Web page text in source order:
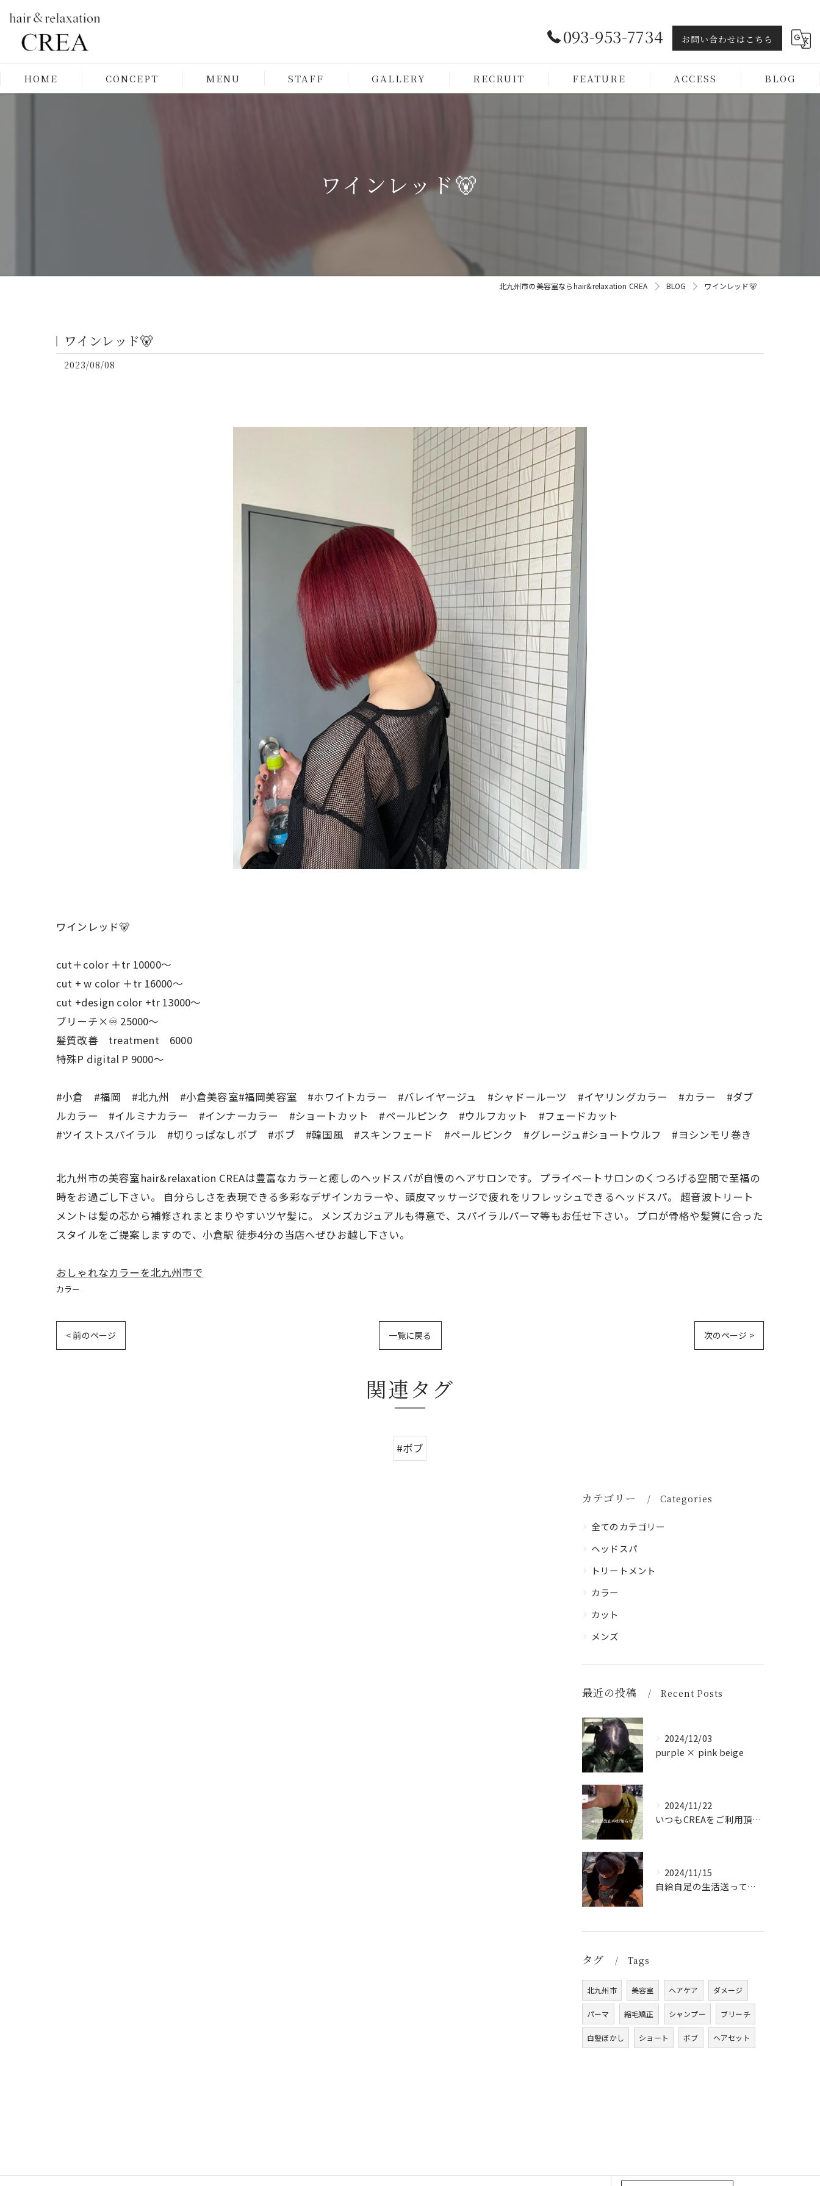
093-953-7734 お問い合わせはこちら
HOME CONCEPT MENU STAFF GALLERY RECRUIT FEATURE ACCESS BLOG
ワインレッド🐻
北九州市の美容室ならhair&relaxation CREA BLOG ワインレッド🐻
ワインレッド🐻
2023/08/08
ワインレッド🐻
cut＋color ＋tr 10000〜
cut + w color ＋tr 16000〜
cut +design color +tr 13000〜
ブリーチ×♾ 25000〜
髪質改善 treatment 6000
特殊P digital P 9000〜
#小倉 #福岡 #北九州 #小倉美容室#福岡美容室 #ホワイトカラー #バレイヤージュ #シャドールーツ #イヤリングカラー #カラー #ダブ
ルカラー #イルミナカラー #インナーカラー #ショートカット #ペールピンク #ウルフカット #フェードカット
#ツイストスパイラル #切りっぱなしボブ #ボブ #韓国風 #スキンフェード #ペールピンク #グレージュ#ショートウルフ #ヨシンモリ巻き
北九州市の美容室hair&relaxation CREAは豊富なカラーと癒しのヘッドスパが自慢のヘアサロンです。 プライベートサロンのくつろげる空間で至福の
時をお過ごし下さい。 自分らしさを表現できる多彩なデザインカラーや、頭皮マッサージで疲れをリフレッシュできるヘッドスパ。 超音波トリート
メントは髪の芯から補修されまとまりやすいツヤ髪に。 メンズカジュアルも得意で、スパイラルパーマ等もお任せ下さい。 プロが骨格や髪質に合った
スタイルをご提案しますので、小倉駅 徒歩4分の当店へぜひお越し下さい。
おしゃれなカラーを北九州市で
カラー
< 前のページ 一覧に戻る 次のページ >
関連タグ
#ボブ
カテゴリー Categories
全てのカテゴリー
ヘッドスパ
トリートメント
カラー
カット
メンズ
最近の投稿 Recent Posts
2024/12/03
purple × pink beige
2024/11/22
いつもCREAをご利用頂き誠に有難う御座います！
2024/11/15
自給自足の生活送ってます
タグ Tags
北九州市 美容室 ヘアケア ダメージ
パーマ 縮毛矯正 シャンプー ブリーチ
白髪ぼかし ショート ボブ ヘアセット